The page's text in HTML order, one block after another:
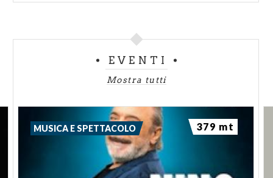
EVENTI
Mostra tutti
MUSICA E SPETTACOLO 379 mt